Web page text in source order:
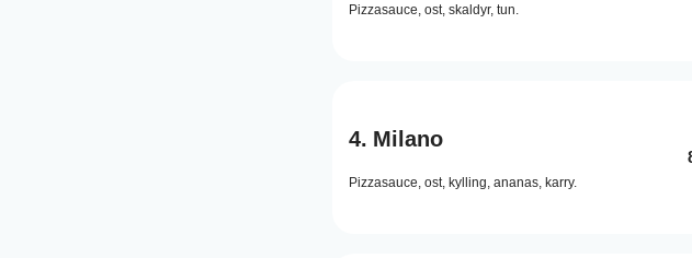
Pizzasauce, ost, skaldyr, tun.
4. Milano
Pizzasauce, ost, kylling, ananas, karry.